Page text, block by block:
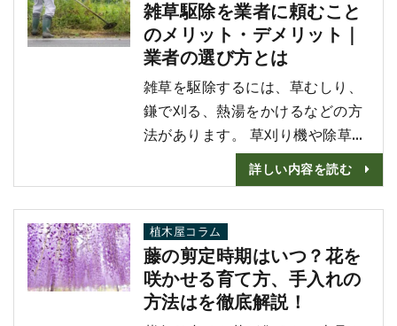
雑草駆除を業者に頼むこと
のメリット・デメリット｜
業者の選び方とは
雑草を駆除するには、草むしり、
鎌で刈る、熱湯をかけるなどの方
法があります。 草刈り機や除草剤
を利用すると便利ですよね。 ご
自身で雑草の駆除をされている方
もいらっしゃると思いますが、業
者に依頼する方法もあります。 雑
草駆除は労力や時間がかかる大変
な作業ですので、難しい場合は業
者に相談してみましょう。 この
詳しい内容を読む
植木屋コラム
藤の剪定時期はいつ？花を
咲かせる育て方、手入れの
方法はを徹底解説！